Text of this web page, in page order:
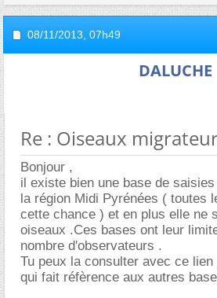
08/11/2013, 07h49
DALUCHE
Re : Oiseaux
Bonjour ,
il existe bien une base de
la région Midi Pyrénées ( toutes
cette chance ) et en plus elle ne
oiseaux .Ces bases ont leur
nombre d'observateurs .
Tu peux la consulter avec ce
qui fait réfèrence aux autres